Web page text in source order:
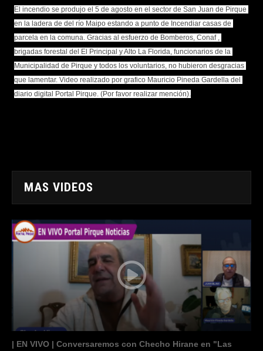
El incendio se produjo el 5 de agosto en el sector de San Juan de Pirque
en la ladera de del río Maipo estando a punto de Incendiar casas de
parcela en la comuna. Gracias al esfuerzo de Bomberos, Conaf ,
brigadas forestal del El Principal y Alto La Florida, funcionarios de la
Municipalidad de Pirque y todos los voluntarios, no hubieron desgracias
que lamentar. Video realizado por grafico Mauricio Pineda Gardella del
diario digital Portal Pirque. (Por favor realizar mención).
MAS VIDEOS
| EN VIVO | Conversaremos con Checho Hirane en "Las